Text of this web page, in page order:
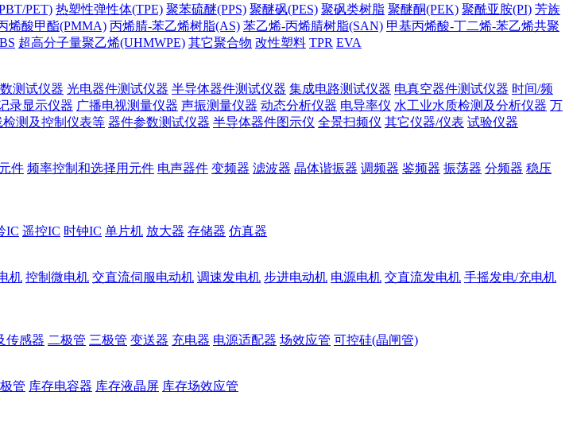
PET) 热塑性弹性体(TPE) 聚苯硫醚(PPS) 聚醚砜(PES) 聚砜类树脂 聚醚酮(PEK) 聚酰亚胺(PI) 芳族
烯酸甲酯(PMMA) 丙烯腈-苯乙烯树脂(AS) 苯乙烯-丙烯腈树脂(SAN) 甲基丙烯酸-丁二烯-苯乙烯共聚
超高分子量聚乙烯(UHMWPE) 其它聚合物 改性塑料 TPR EVA
测试仪器 光电器件测试仪器 半导体器件测试仪器 集成电路测试仪器 电真空器件测试仪器 时间/频
录显示仪器 广播电视测量仪器 声振测量仪器 动态分析仪器 电导率仪 水工业水质检测及分析仪器 万
检测及控制仪表等 器件参数测试仪器 半导体器件图示仪 全景扫频仪 其它仪器/仪表 试验仪器
件 频率控制和选择用元件 电声器件 变频器 滤波器 晶体谐振器 调频器 鉴频器 振荡器 分频器 稳压
IC 遥控IC 时钟IC 单片机 放大器 存储器 仿真器
机 控制微电机 交直流伺服电动机 调速发电机 步进电动机 电源电机 交直流发电机 手摇发电/充电机
传感器 二极管 三极管 变送器 充电器 电源适配器 场效应管 可控硅(晶闸管)
管 库存电容器 库存液晶屏 库存场效应管